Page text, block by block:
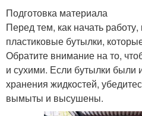
Подготовка материала
Перед тем, как начать
пластиковые бутылки,
Обратите внимание на то,
и сухими. Если бутылки были
хранения жидкостей,
вымыты и высушены.